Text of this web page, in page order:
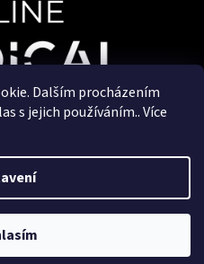
Dalším procházením
s jejich používáním.. Více
. Všechna práva